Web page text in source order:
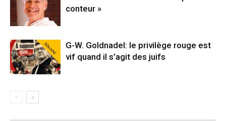
conteur »
Abonné
G-W. Goldnadel: le privilège rouge est
vif quand il s’agit des juifs